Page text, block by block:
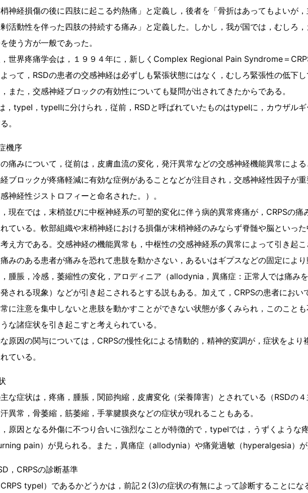
神経損傷の後に四肢に起こる灼熱痛」と定義し，後者を「骨折はあってもよいが
活動性を伴った四肢の持続する痛み」と定義した。しかし，我が国では，むしろ
使う方が一般であった。
世界疼痛学会は，１９９４年に，新しくComplex Regional Pain Syndrome＝
って，RSDの患者の交感神経は必ずしも緊張状態にはなく，むしろ緊張性の低下
また，交感神経ブロックの有効性についても疑問が出されてきたからである。
，typeⅠ，typeⅡに分けられ，従前，RSDと呼ばれていたものはtypeⅠに，カウザル
。
機序
痛みについて，従前は，皮膚血流の変化，発汗異常などの交感神経機能異常によ
ブロックが疼痛軽減に有効な症例があることなどが注目され，交感神経性因子が
神経性ジストロフィーと命名された。）。
現在では，末梢並びに中枢神経系の可塑的変化に伴う病的異常疼痛が，CRPSの痛
ている。軟部組織や末梢神経における損傷が末梢神経のみならず脊髄や脳といっ
え方である。交感神経の機能異常も，中枢性の交感神経系の異常によって引き起こ
みのある患者が痛みを恐れて患肢を動かさない，あるいはギプスなどの固定によ
腫脹，冷感，萎縮性の変化，アロディニア（allodynia，異痛症：正常人では痛み
される現象）などが引き起こされるとする説もある。加えて，CRPSの患者にお
に注意を集中しないと患肢を動かすことができない状態が多くみられ，このこと
な諸症状を引き起こすと考えられている。
原因の関与については，CRPSの慢性化による情動的，精神的変調が，症状をよ
ている。
な症状は，疼痛，腫脹，関節拘縮，皮膚変化（栄養障害）とされている（RSDの
異常，骨萎縮，筋萎縮，手掌腱膜炎などの症状が現れることもある。
原因となる外傷に不つり合いに強烈なことが特徴的で，typeⅠでは，うずくような
pain）が見られる。また，異痛症（allodynia）や痛覚過敏（hyperalgesia）が
，CRPSの診断基準
typeⅠ）であるかどうかは，前記２(3)の症状の有無によって診断することに